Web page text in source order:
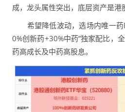
成，龙头属性突出，底层资产是港
希望降低波动，选场内唯一药
0%创新药+30%中药”独家配比，
药高成长及中药高股息。